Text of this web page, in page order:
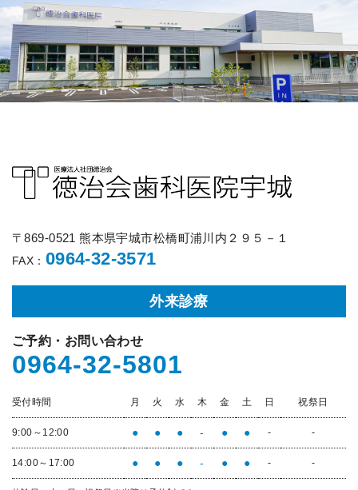
〒869-0521 熊本県宇城市松橋町浦川内２９５－１
FAX： 0964-32-3571
外来診療
ご予約・お問い合わせ
0964-32-5801
受付時間 月 火 水 木 金 土 日 祝祭日
9:00～12:00 ● ● ● - ● ● - -
14:00～17:00 ● ● ● - ● ● - -